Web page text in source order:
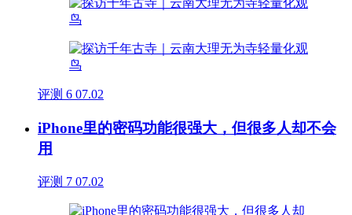
评测 6 07.02
iPhone里的密码功能很强大，但很多人却不会
用
评测 7 07.02